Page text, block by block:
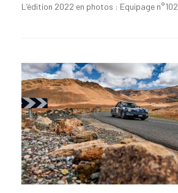
L’édition 2022 en photos : Equipage n°102